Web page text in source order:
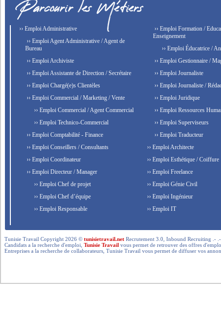
›› Emploi Administrative
›› Emploi Agent Administrative / Agent de
Bureau
›› Emploi Archiviste
›› Emploi Assistante de Direction / Secrétaire
›› Emploi Chargé(e)s Clientèles
›› Emploi Commercial / Marketing / Vente
›› Emploi Commercial / Agent Commercial
›› Emploi Technico-Commercial
›› Emploi Comptabilité - Finance
›› Emploi Conseillers / Consultants
›› Emploi Coordinateur
›› Emploi Directeur / Manager
›› Emploi Chef de projet
›› Emploi Chef d’équipe
›› Emploi Responsable
›› Emploi Formation /
Enseignement
›› Emploi Éducatrice /
›› Emploi Gestionnaire /
›› Emploi Journaliste
›› Emploi Journaliste /
›› Emploi Juridique
›› Emploi Ressources
›› Emploi Superviseurs
›› Emploi Traducteur
›› Emploi Architecte
›› Emploi Esthétique / Coiffure
›› Emploi Freelance
›› Emploi Génie Civil
›› Emploi Ingénieur
›› Emploi IT
Tunisie Travail Copyright 2026 ©tunisietravail.net Recrutement 3.0, Inbound Recruiting .-
Candidats a la recherche d'emploi,Tunisie Travail vous permet de retrouver des offres
Entreprises a la recherche de collaborateurs, Tunisie Travail vous permet de diffuser vos